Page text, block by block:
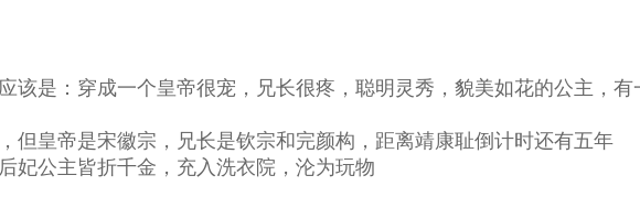
该是：穿成一个皇帝很宠，兄长很疼，聪明灵秀，貌美如花的公主，
但皇帝是宋徽宗，兄长是钦宗和完颜构，距离靖康耻倒计时还有五年
妃公主皆折千金，充入洗衣院，沦为玩物